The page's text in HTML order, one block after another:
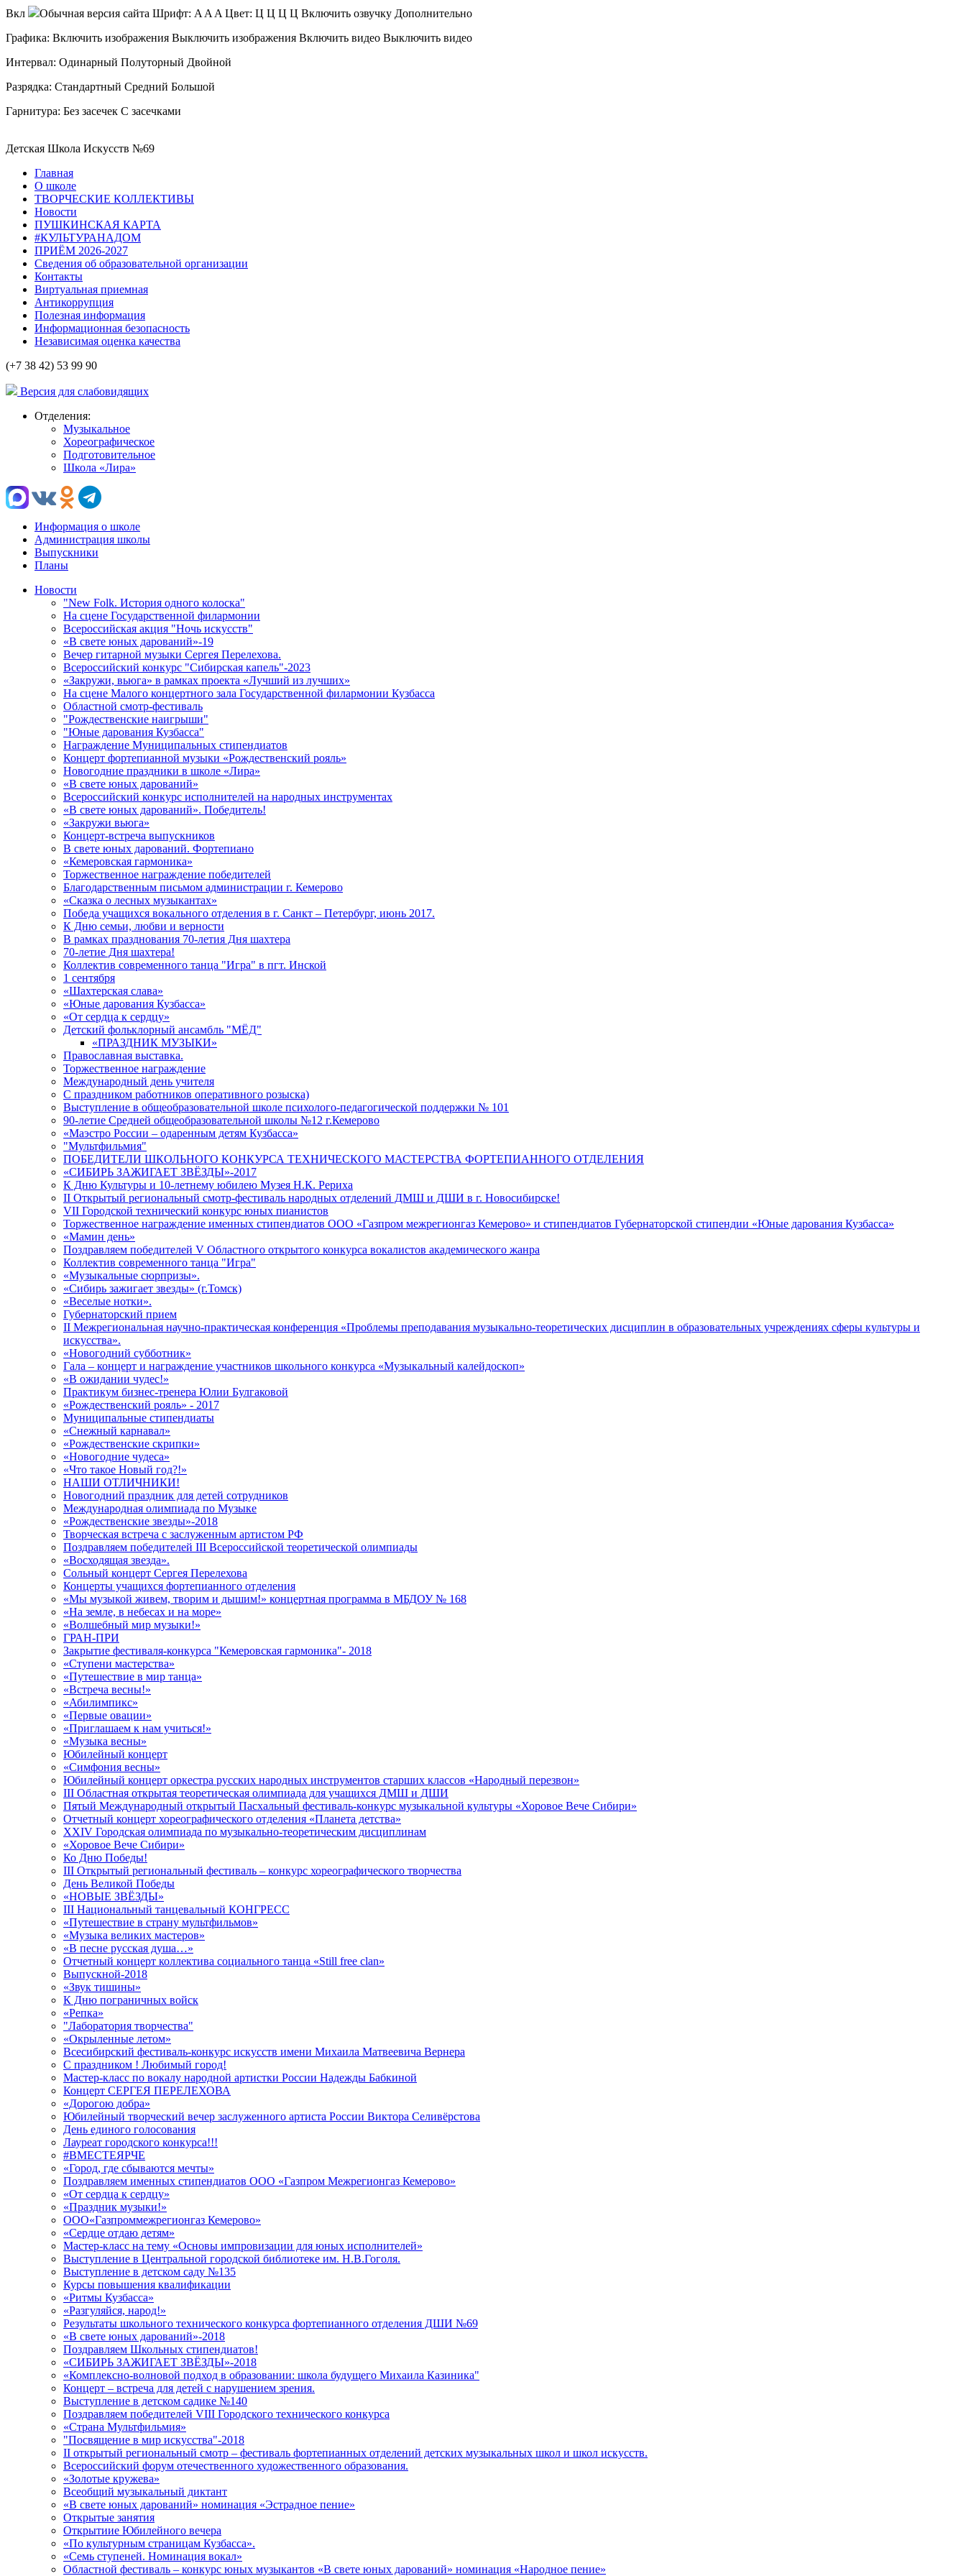
Вкл Обычная версия сайта Шрифт: A A A Цвет: Ц Ц Ц Ц Включить озвучку Дополнительно
Графика: Включить изображения Выключить изображения Включить видео Выключить видео
Интервал: Одинарный Полуторный Двойной
Разрядка: Стандартный Средний Большой
Гарнитура: Без засечек С засечками
Детская Школа Искусств №69
Главная
О школе
ТВОРЧЕСКИЕ КОЛЛЕКТИВЫ
Новости
ПУШКИНСКАЯ КАРТА
#КУЛЬТУРАНАДОМ
ПРИЁМ 2026-2027
Сведения об образовательной организации
Контакты
Виртуальная приемная
Антикоррупция
Полезная информация
Информационная безопасность
Независимая оценка качества
(+7 38 42) 53 99 90
Версия для слабовидящих
Отделения:
Музыкальное
Хореографическое
Подготовительное
Школа «Лира»
Информация о школе
Администрация школы
Выпускники
Планы
Новости
"New Folk. История одного колоска"
На сцене Государственной филармонии
Всероссийская акция "Ночь искусств"
«В свете юных дарований»-19
Вечер гитарной музыки Сергея Перелехова.
Всероссийский конкурс "Сибирская капель"-2023
«Закружи, вьюга» в рамках проекта «Лучший из лучших»
На сцене Малого концертного зала Государственной филармонии Кузбасса
Областной смотр-фестиваль
"Рождественские наигрыши"
"Юные дарования Кузбасса"
Награждение Муниципальных стипендиатов
Концерт фортепианной музыки «Рождественский рояль»
Новогодние праздники в школе «Лира»
«В свете юных дарований»
Всероссийский конкурс исполнителей на народных инструментах
«В свете юных дарований». Победитель!
«Закружи вьюга»
Концерт-встреча выпускников
В свете юных дарований. Фортепиано
«Кемеровская гармоника»
Торжественное награждение победителей
Благодарственным письмом администрации г. Кемерово
«Сказка о лесных музыкантах»
Победа учащихся вокального отделения в г. Санкт – Петербург, июнь 2017.
К Дню семьи, любви и верности
В рамках празднования 70-летия Дня шахтера
70-летие Дня шахтера!
Коллектив современного танца "Игра" в пгт. Инской
1 сентября
«Шахтерская слава»
«Юные дарования Кузбасса»
«От сердца к сердцу»
Детский фольклорный ансамбль "МЁД"
«ПРАЗДНИК МУЗЫКИ»
Православная выставка.
Торжественное награждение
Международный день учителя
С праздником работников оперативного розыска)
Выступление в общеобразовательной школе психолого-педагогической поддержки № 101
90-летие Средней общеобразовательной школы №12 г.Кемерово
«Маэстро России – одаренным детям Кузбасса»
"Мультфильмия"
ПОБЕДИТЕЛИ ШКОЛЬНОГО КОНКУРСА ТЕХНИЧЕСКОГО МАСТЕРСТВА ФОРТЕПИАННОГО ОТДЕЛЕНИЯ
«СИБИРЬ ЗАЖИГАЕТ ЗВЁЗДЫ»-2017
К Дню Культуры и 10-летнему юбилею Музея Н.К. Рериха
II Открытый региональный смотр-фестиваль народных отделений ДМШ и ДШИ в г. Новосибирске!
VII Городской технический конкурс юных пианистов
Торжественное награждение именных стипендиатов ООО «Газпром межрегионгаз Кемерово» и стипендиатов Губернаторской стипендии «Юные дарования Кузбасса»
«Мамин день»
Поздравляем победителей V Областного открытого конкурса вокалистов академического жанра
Коллектив современного танца "Игра"
«Музыкальные сюрпризы».
«Сибирь зажигает звезды» (г.Томск)
«Веселые нотки».
Губернаторский прием
II Межрегиональная научно-практическая конференция «Проблемы преподавания музыкально-теоретических дисциплин в образовательных учреждениях сферы культуры и
искусства».
«Новогодний субботник»
Гала – концерт и награждение участников школьного конкурса «Музыкальный калейдоскоп»
«В ожидании чудес!»
Практикум бизнес-тренера Юлии Булгаковой
«Рождественский рояль» - 2017
Муниципальные стипендиаты
«Снежный карнавал»
«Рождественские скрипки»
«Новогодние чудеса»
«Что такое Новый год?!»
НАШИ ОТЛИЧНИКИ!
Новогодний праздник для детей сотрудников
Международная олимпиада по Музыке
«Рождественские звезды»-2018
Творческая встреча с заслуженным артистом РФ
Поздравляем победителей III Всероссийской теоретической олимпиады
«Восходящая звезда».
Сольный концерт Сергея Перелехова
Концерты учащихся фортепианного отделения
«Мы музыкой живем, творим и дышим!» концертная программа в МБДОУ № 168
«На земле, в небесах и на море»
«Волшебный мир музыки!»
ГРАН-ПРИ
Закрытие фестиваля-конкурса "Кемеровская гармоника"- 2018
«Ступени мастерства»
«Путешествие в мир танца»
«Встреча весны!»
«Абилимпикс»
«Первые овации»
«Приглашаем к нам учиться!»
«Музыка весны»
Юбилейный концерт
«Симфония весны»
Юбилейный концерт оркестра русских народных инструментов старших классов «Народный перезвон»
III Областная открытая теоретическая олимпиада для учащихся ДМШ и ДШИ
Пятый Международный открытый Пасхальный фестиваль-конкурс музыкальной культуры «Хоровое Вече Сибири»
Отчетный концерт хореографического отделения «Планета детства»
XXIV Городская олимпиада по музыкально-теоретическим дисциплинам
«Хоровое Вече Сибири»
Ко Дню Победы!
III Открытый региональный фестиваль – конкурс хореографического творчества
День Великой Победы
«НОВЫЕ ЗВЁЗДЫ»
III Национальный танцевальный КОНГРЕСС
«Путешествие в страну мультфильмов»
«Музыка великих мастеров»
«В песне русская душа…»
Отчетный концерт коллектива социального танца «Still free clan»
Выпускной-2018
«Звук тишины»
К Дню пограничных войск
«Репка»
"Лаборатория творчества"
«Окрыленные летом»
Всесибирский фестиваль-конкурс искусств имени Михаила Матвеевича Вернера
С праздником ! Любимый город!
Мастер-класс по вокалу народной артистки России Надежды Бабкиной
Концерт СЕРГЕЯ ПЕРЕЛЕХОВА
«Дорогою добра»
Юбилейный творческий вечер заслуженного артиста России Виктора Селивёрстова
День единого голосования
Лауреат городского конкурса!!!
#ВМЕСТЕЯРЧЕ
«Город, где сбываются мечты»
Поздравляем именных стипендиатов ООО «Газпром Межрегионгаз Кемерово»
«От сердца к сердцу»
«Праздник музыки!»
ООО«Газпроммежрегионгаз Кемерово»
«Сердце отдаю детям»
Мастер-класс на тему «Основы импровизации для юных исполнителей»
Выступление в Центральной городской библиотеке им. Н.В.Гоголя.
Выступление в детском саду №135
Курсы повышения квалификации
«Ритмы Кузбасса»
«Разгуляйся, народ!»
Результаты школьного технического конкурса фортепианного отделения ДШИ №69
«В свете юных дарований»-2018
Поздравляем Школьных стипендиатов!
«СИБИРЬ ЗАЖИГАЕТ ЗВЁЗДЫ»-2018
«Комплексно-волновой подход в образовании: школа будущего Михаила Казиника"
Концерт – встреча для детей с нарушением зрения.
Выступление в детском садике №140
Поздравляем победителей VIII Городского технического конкурса
«Страна Мультфильмия»
"Посвящение в мир искусства"-2018
II открытый региональный смотр – фестиваль фортепианных отделений детских музыкальных школ и школ искусств.
Всероссийский форум отечественного художественного образования.
«Золотые кружева»
Всеобщий музыкальный диктант
«В свете юных дарований» номинация «Эстрадное пение»
Открытые занятия
Открытиие Юбилейного вечера
«По культурным страницам Кузбасса».
«Семь ступеней. Номинация вокал»
Областной фестиваль – конкурс юных музыкантов «В свете юных дарований» номинация «Народное пение»